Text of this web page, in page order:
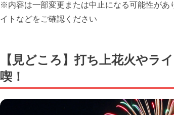
※内容は一部変更または中止になる可能性があ
イトなどをご確認ください
【見どころ】打ち上花火やラ
喫！